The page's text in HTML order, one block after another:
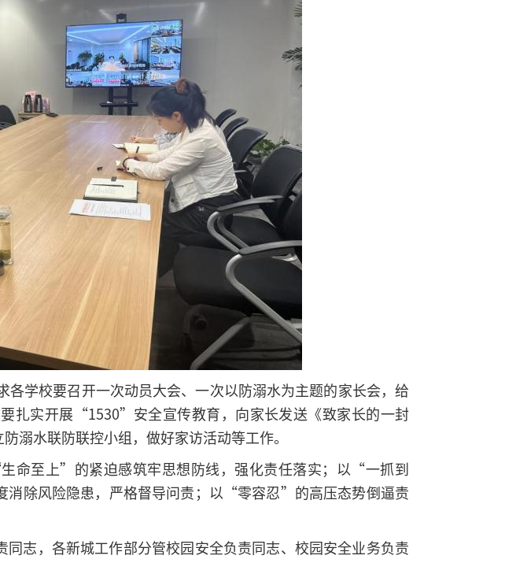
学校要召开一次动员大会、一次以防溺水为主题的家长会，给
扎实开展“1530”安全宣传教育，向家长发送《致家长的一封
溺水联防联控小组，做好家访活动等工作。
命至上”的紧迫感筑牢思想防线，强化责任落实；以“一抓到
除风险隐患，严格督导问责；以“零容忍”的高压态势倒逼责
志，各新城工作部分管校园安全负责同志、校园安全业务负责